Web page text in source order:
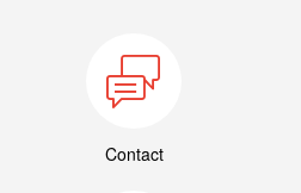
Contact